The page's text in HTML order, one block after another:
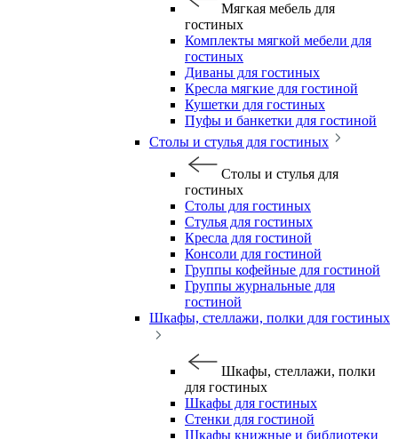
Мягкая мебель для
гостиных
Комплекты мягкой мебели для
гостиных
Диваны для гостиных
Кресла мягкие для гостиной
Кушетки для гостиных
Пуфы и банкетки для гостиной
Столы и стулья для гостиных
Столы и стулья для
гостиных
Столы для гостиных
Стулья для гостиных
Кресла для гостиной
Консоли для гостиной
Группы кофейные для гостиной
Группы журнальные для
гостиной
Шкафы, стеллажи, полки для гостиных
Шкафы, стеллажи, полки
для гостиных
Шкафы для гостиных
Стенки для гостиной
Шкафы книжные и библиотеки